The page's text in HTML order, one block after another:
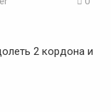
2 кордона и